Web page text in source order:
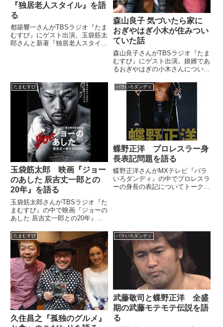
『独居老人スタイル』を語
る
都築響一さんがTBSラジオ『たま
むすび』にゲスト出演。玉袋筋太
郎さんと新著『独居老人スタイ
すけど。（都築響一）先週出した
ば...
森山良子 気づいたら家に
おぎやはぎ小木が住みつい
ていた話
森山良子さんがTBSラジオ『たま
むすび』にゲスト出演。娘婿であ
るおぎやはぎの小木さんについ
にお話されていました。（玉袋筋
太郎）小木が勝手に住んでいたっ
て。あの野郎はなんか・・・日本
のベートーベンみてーな奴じゃ
たまむすび
玉袋筋太郎 映画『ジョー
のあした 辰吉丈一郎との
20年』を語る
玉袋筋太郎さんがTBSラジオ『た
まむすび』の中で映画『ジョーの
あした 辰吉丈一郎との20年』に
生き様について話していました。
☆スカパー無料！！☆今夜10時
より『ジョーのあした-辰吉丈一
郎との20年-』本編冒頭1...
バラいろダンディ
蝶野正洋 プロレスラー身
長表記問題を語る
蝶野正洋さんがMXテレビ『バラ
いろダンディ』の中でプロレスラ
ーの身長の表記についてトーク。
ね...
たまむすび
久住昌之『孤独のグルメ』
バラいろダンディ
武藤敬司と蝶野正洋 全盛
期の武藤モテモテ伝説を語
る